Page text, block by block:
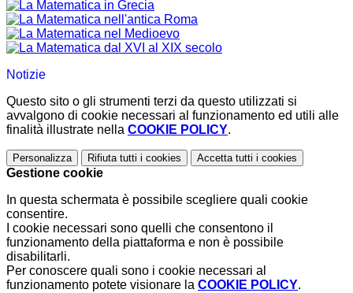
Notizie
Questo sito o gli strumenti terzi da questo utilizzati si
avvalgono di cookie necessari al funzionamento ed utili alle
finalità illustrate nella COOKIE POLICY.
Personalizza Rifiuta tutti i cookies Accetta tutti i cookies
Gestione cookie
In questa schermata è possibile scegliere quali cookie
consentire.
I cookie necessari sono quelli che consentono il
funzionamento della piattaforma e non è possibile
disabilitarli.
Per conoscere quali sono i cookie necessari al
funzionamento potete visionare la COOKIE POLICY.